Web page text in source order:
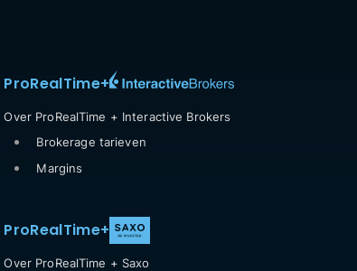
ProRealTime+
Over ProRealTime + Interactive Brokers
Brokerage tarieven
Margins
ProRealTime+
Over ProRealTime + Saxo